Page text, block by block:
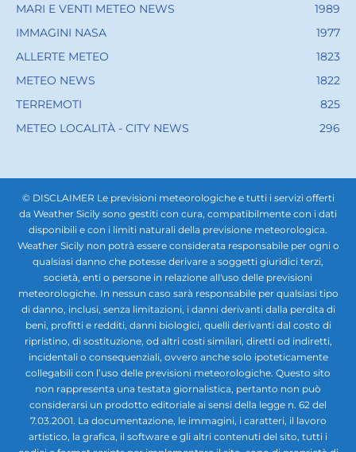
MARI E VENTI METEO NEWS
1989
IMMAGINI NASA
1977
ALLERTE METEO
1823
METEO NEWS
1822
TERREMOTI
825
METEO LOCALITÀ - CITY NEWS
296
© DISCLAIMER Le previsioni meteorologiche e tutti i servizi offerti
da Weather Sicily sono gestiti con cura, compatibilmente con i dati
disponibili e con i limiti naturali della previsione meteorologica.
Weather Sicily non potrà essere considerata responsabile per ogni o
qualsiasi danno che potesse derivare a soggetti giuridici terzi,
società, enti o persone in relazione all'uso delle previsioni
meteorologiche. In nessun caso sarà responsabile per qualsiasi tipo
di danno, inclusi, senza limitazioni, i danni derivanti dalla perdita di
beni, profitti e redditi, danni biologici, quelli derivanti dal costo di
ripristino, di sostituzione, od altri costi similari, diretti od indiretti,
incidentali o consequenziali, ovvero anche solo ipoteticamente
collegabili con l’uso delle previsioni meteorologiche. Questo sito
non rappresenta una testata giornalistica, pertanto non può
considerarsi un prodotto editoriale ai sensi della legge n. 62 del
7.03.2001. La documentazione, le immagini, i caratteri, il lavoro
artistico, la grafica, il software e gli altri contenuti del sito, tutti i